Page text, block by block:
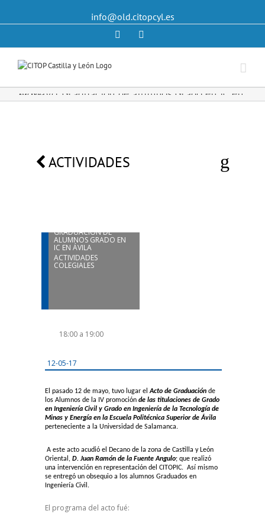
info@old.citopcyl.es
Linkedin
12 Mayo. Graduación de alumnos Grado en IC en Ávila
ACTIVIDADES
GRADUACIÓN DE
ALUMNOS GRADO EN
IC EN ÁVILA
ACTIVIDADES
COLEGIALES
18:00 a 19:00
12-05-17
El pasado 12 de mayo, tuvo lugar elActo de Graduaciónde
los Alumnos de la IV promoción de las titulaciones de Grado
en Ingeniería Civil y Grado en Ingeniería de la Tecnología de
Minas y Energía en la Escuela Politécnica Superior de Ávila
perteneciente a la Universidad de Salamanca.
A este acto acudió el Decano de la zona de Castilla y León
Oriental,D. Juan Ramón de la Fuente Angulo; que realizó
una intervención en representación del CITOPIC. Así mismo
se entregó un obsequio a los alumnos Graduados en
Ingeniería Civil.
El programa del acto fué: